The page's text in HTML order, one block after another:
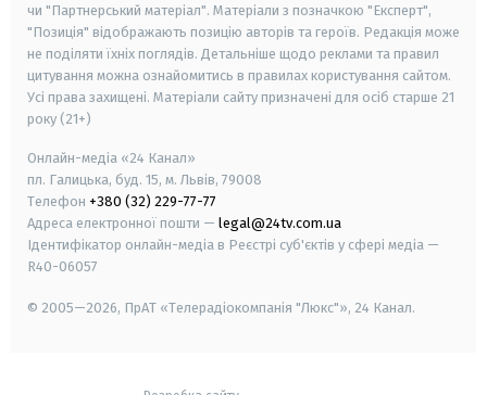
чи "Партнерський матеріал". Матеріали з позначкою "Експерт",
"Позиція" відображають позицію авторів та героїв. Редакція може
не поділяти їхніх поглядів. Детальніше щодо реклами та правил
цитування можна ознайомитись в правилах користування сайтом.
Усі права захищені. Матеріали сайту призначені для осіб старше 21
року (21+)
Онлайн-медіа «24 Канал»
пл. Галицька, буд. 15, м. Львів, 79008
Телефон +380 (32) 229-77-77
Адреса електронної пошти — legal@24tv.com.ua
Ідентифікатор онлайн-медіа в Реєстрі суб'єктів у сфері медіа —
R40-06057
© 2005—2026, ПрАТ «Телерадіокомпанія "Люкс"», 24 Канал.